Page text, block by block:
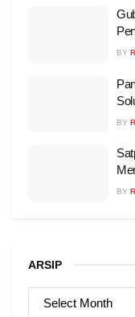
BY
BY
BY
ARSIP
ARSIP